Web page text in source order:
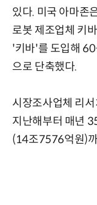
있다. 미국 아마존
로봇 제조업체 키
'키바'를 도입해
으로 단축했다.
시장조사업체 리
지난해부터 매년
(14조7576억원)